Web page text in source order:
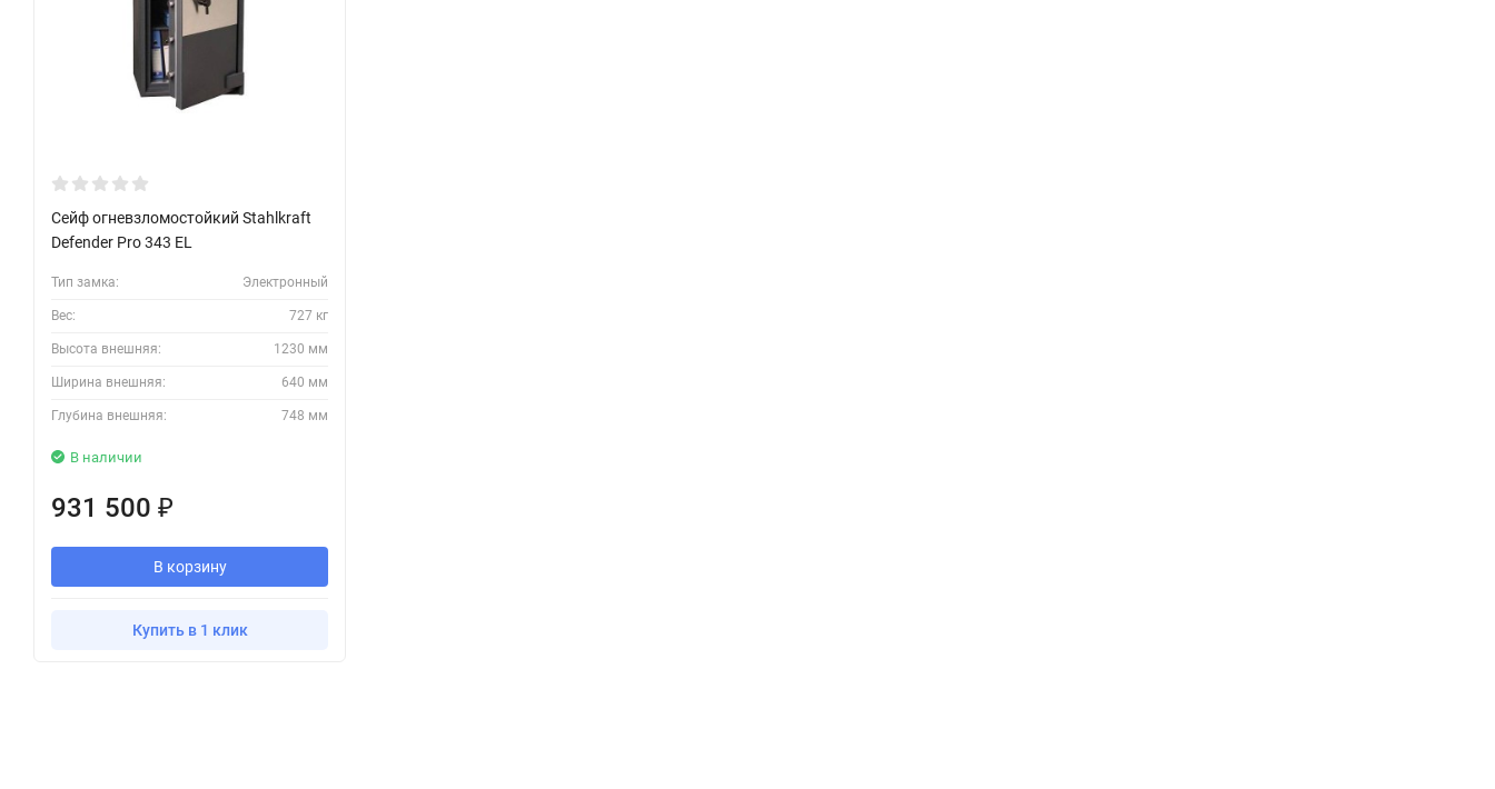
Сейф огневзломостойкий Stahlkraft
Defender Pro 343 EL
Тип замка: Электронный
Вес: 727 кг
Высота внешняя: 1230 мм
Ширина внешняя: 640 мм
Глубина внешняя: 748 мм
В наличии
931 500 ₽
В корзину
Купить в 1 клик